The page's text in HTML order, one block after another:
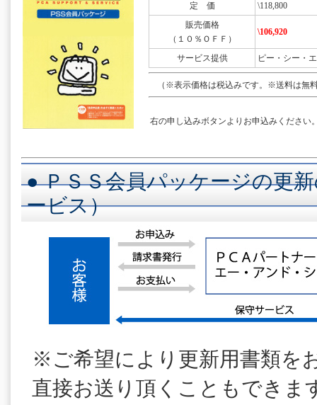
定 価
\118,800
販売価格
（１０％ＯＦＦ）
\106,920
サービス提供 ピー・シー・
（※表示価格は税込みです。※送料は無
右の申し込みボタンよりお申込みください
● ＰＳＳ会員パッケージの更
ービス）
※ご希望により更新用書類を
直接お送り頂くこともできま